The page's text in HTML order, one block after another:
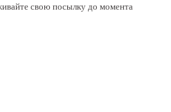
свою посылку до момента